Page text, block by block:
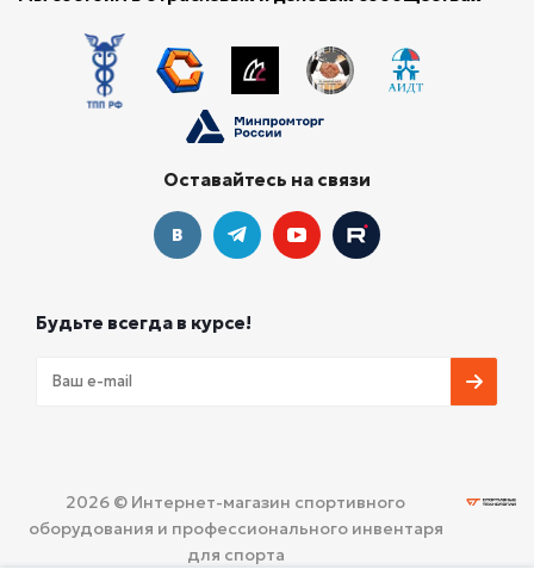
Оставайтесь на связи
Будьте всегда в курсе!
2026 © Интернет-магазин спортивного
оборудования и профессионального инвентаря
для спорта